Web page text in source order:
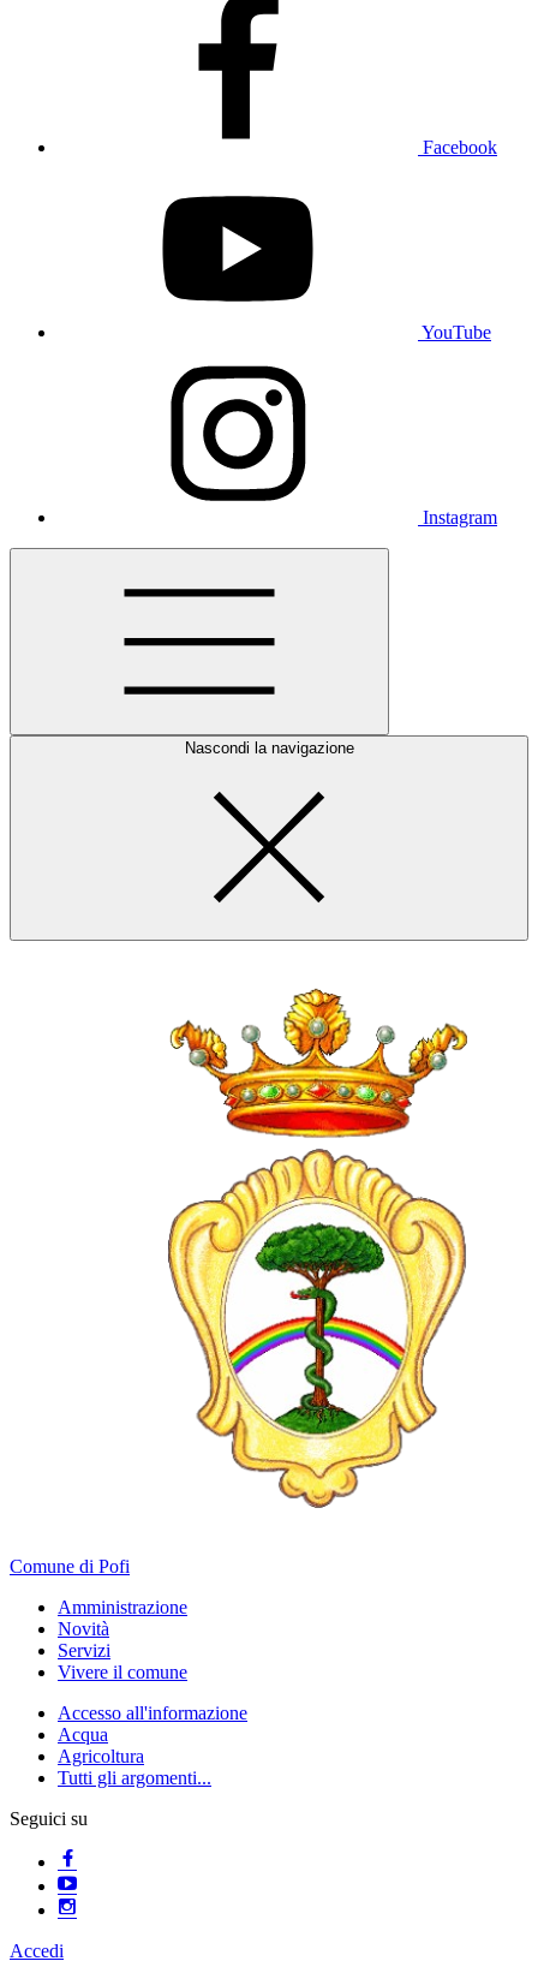
Facebook
YouTube
Instagram
Nascondi la navigazione
Comune di Pofi
Amministrazione
Novità
Servizi
Vivere il comune
Accesso all'informazione
Acqua
Agricoltura
Tutti gli argomenti...
Seguici su
Accedi